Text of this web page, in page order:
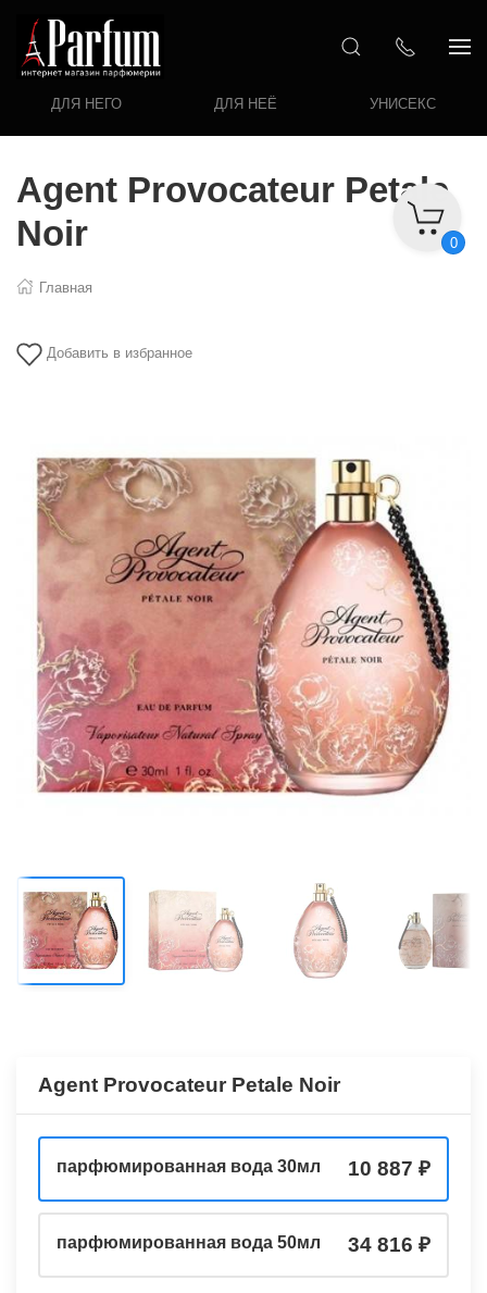
ДЛЯ НЕГО ДЛЯ НЕЁ УНИСЕКС
0
Agent Provocateur Petale
Noir
Главная
Добавить в избранное
Agent Provocateur Petale Noir
парфюмированная вода 30мл 10 887
парфюмированная вода 50мл 34 816